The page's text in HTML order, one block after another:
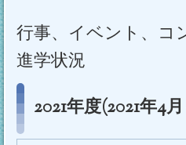
へ
キ
ッ
行事、イベント、コ
進学状況
2021年度(2021年4